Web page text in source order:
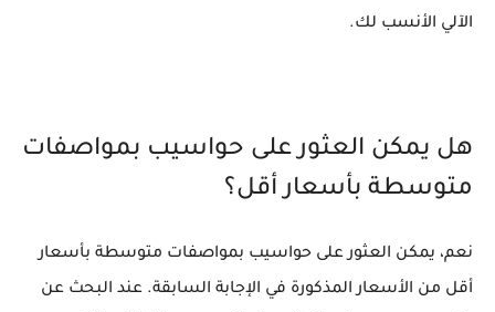
الآلي الأنسب لك.
هل يمكن العثور على حواسيب بمواصفات
متوسطة بأسعار أقل؟
نعم، يمكن العثور على حواسيب بمواصفات متوسطة بأسعار
أقل من الأسعار المذكورة في الإجابة السابقة. عند البحث عن